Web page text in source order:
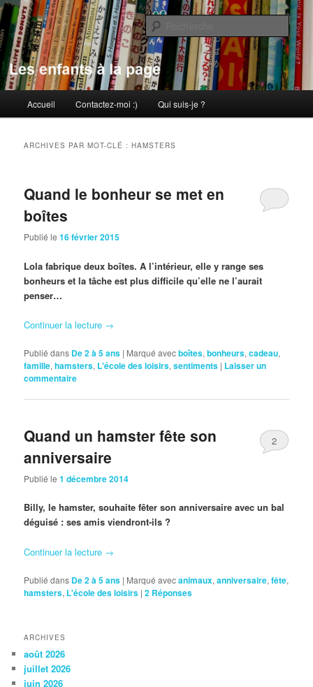
Aller
au
contenu
principal
Aller
au
contenu
secondaireLes enfants à la page
principal
Accueil Contactez-moi :) Qui suis-je ?
ARCHIVES PAR MOT-CLÉ :HAMSTERS
Quand le bonheur se met en
boîtes
Publié le16 février 2015
Lola fabrique deux boîtes. A l’intérieur, elle y range ses
bonheurs et la tâche est plus difficile qu’elle ne l’aurait
penser…
Continuer la lecture →
Publié dans De 2 à 5 ans | Marqué avecboîtes,bonheurs,cadeau,
famille,hamsters, L'école des loisirs,sentiments | Laisser un
commentaire
Quand un hamster fête son
anniversaire
Publié le1 décembre 2014
2
Billy, le hamster, souhaite fêter son anniversaire avec un bal
déguisé : ses amis viendront-ils ?
Continuer la lecture →
Publié dans De 2 à 5 ans | Marqué avecanimaux,anniversaire,fête,
hamsters, L'école des loisirs |2 Réponses
ARCHIVES
août 2026
juillet 2026
juin 2026